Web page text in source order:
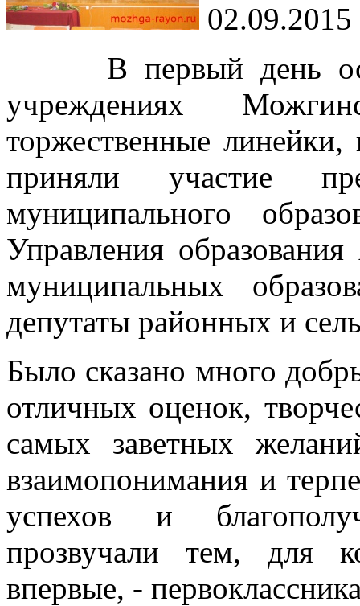
02.09.2015
В первый день
учреждениях
торжественные
приняли участие
муниципального
Управления
муниципальных
депутаты районных и
Было сказано много
отличных оценок,
самых заветных
взаимопонимания и
успехов и
прозвучали тем, для
впервые, -